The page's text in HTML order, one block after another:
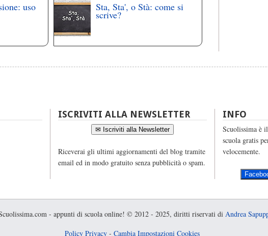
uso Sta, Sta', o Stà: come si
scrive?
ISCRIVITI ALLA NEWSLETTER
✉ Iscriviti alla Newsletter
Riceverai gli ultimi aggiornamenti del blog tramite
email ed in modo gratuito senza pubblicità o spam.
INFO
Scuolissima è
scuola gratis
velocemente.
- appunti di scuola online! © 2012 - 2025, diritti riservati di Andrea
Policy Privacy- Cambia Impostazioni Cookies